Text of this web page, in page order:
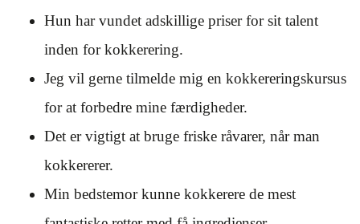
Hun har vundet adskillige priser for sit talent
inden for kokkerering.
Jeg vil gerne tilmelde mig en kokkereringskursus
for at forbedre mine færdigheder.
Det er vigtigt at bruge friske råvarer, når man
kokkererer.
Min bedstemor kunne kokkerere de mest